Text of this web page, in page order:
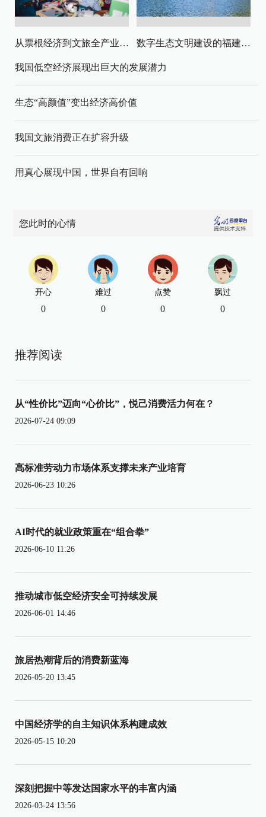
从票根经济到文旅全产业链升级 数字生态文明建设的福建路径与启示
我国低空经济展现出巨大的发展潜力
生态“高颜值”变出经济高价值
我国文旅消费正在扩容升级
用真心展现中国，世界自有回响
您此时的心情
开心
0
难过
0
点赞
0
飘过
0
推荐阅读
从“性价比”迈向“心价比”，悦己消费活力何在？
2026-07-24 09:09
高标准劳动力市场体系支撑未来产业培育
2026-06-23 10:26
AI时代的就业政策重在“组合拳”
2026-06-10 11:26
推动城市低空经济安全可持续发展
2026-06-01 14:46
旅居热潮背后的消费新蓝海
2026-05-20 13:45
中国经济学的自主知识体系构建成效
2026-05-15 10:20
深刻把握中等发达国家水平的丰富内涵
2026-03-24 13:56